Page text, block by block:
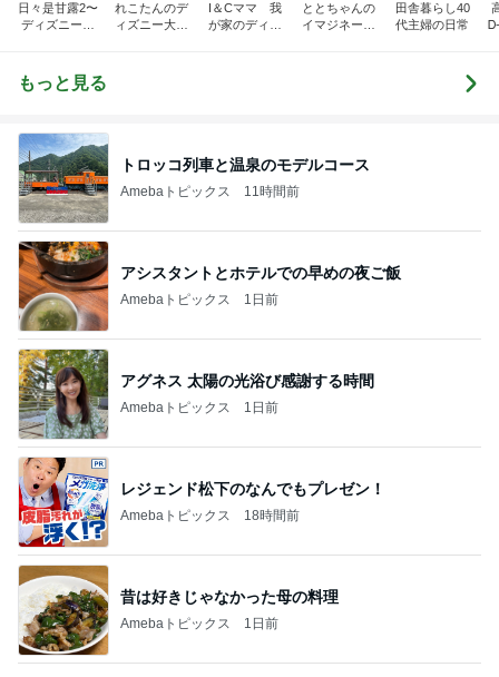
日々是甘露2〜
ディズニー風
れこたんのデ
ィズニー大好
I＆Cママ 我
が家のディズ
ととちゃんの
イマジネーシ
田舎暮らし40
代主婦の日常
もっと見る
トロッコ列車と温泉のモデルコース
Amebaトピックス 11時間前
アシスタントとホテルでの早めの夜ご飯
Amebaトピックス 1日前
アグネス 太陽の光浴び感謝する時間
Amebaトピックス 1日前
レジェンド松下のなんでもプレゼン！
Amebaトピックス 18時間前
昔は好きじゃなかった母の料理
Amebaトピックス 1日前